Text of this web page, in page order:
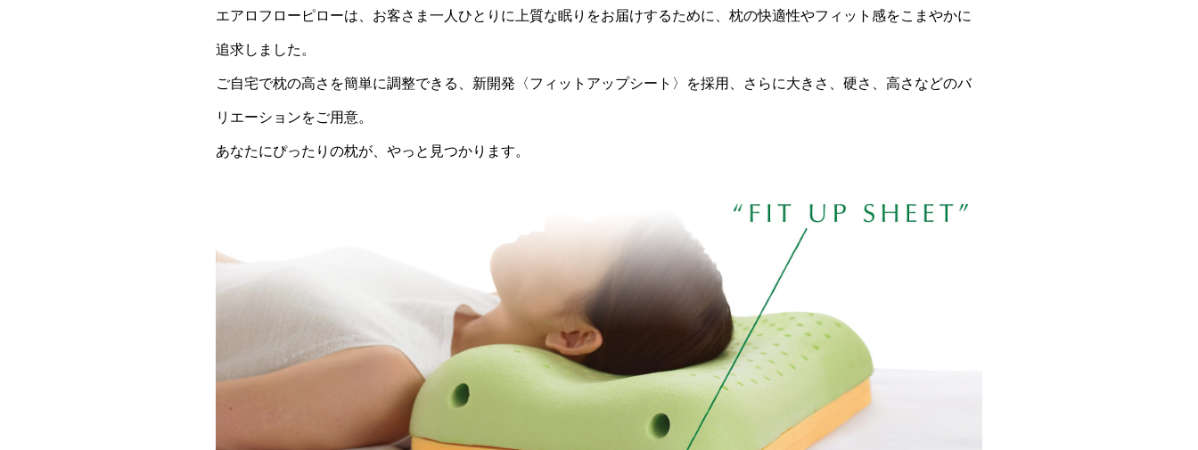
エアロフローピローは、お客さま一人ひとりに上質な眠りをお届けするために、枕の快適性やフィット感をこまやかに
追求しました。
ご自宅で枕の高さを簡単に調整できる、新開発〈フィットアップシート〉を採用、さらに大きさ、硬さ、高さなどのバ
リエーションをご用意。
あなたにぴったりの枕が、やっと見つかります。